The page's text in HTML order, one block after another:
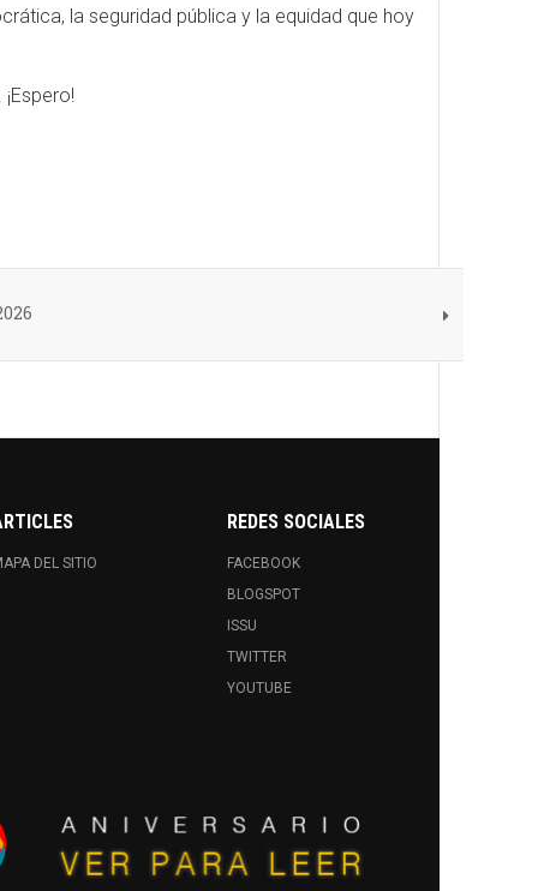
la seguridad pública y la equidad que hoy
DEL SITIO
REDES SOCIALES
FACEBOOK
BLOGSPOT
ISSU
TWITTER
YOUTUBE